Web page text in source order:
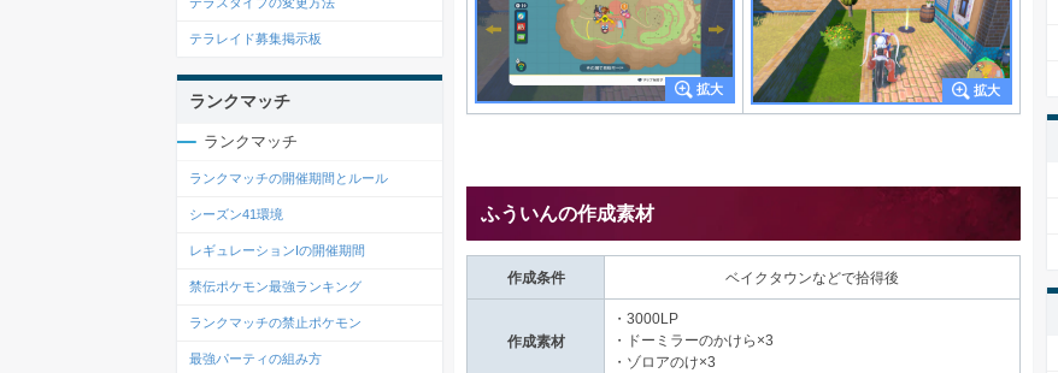
ふういんの作成素材
作成条件 ベイクタウンなどで拾得後
作成素材
・3000LP
・
ドーミラーのかけら ×3
・ ゾロアのけ×3
テラレイド募集掲示板
ランクマッチ
ランクマッチ
ランクマッチの開催期間とルール
シーズン41環境
レギュレーションIの開催期間
禁伝ポケモン最強ランキング
ランクマッチの禁止ポケモン
最強パーティの組み方